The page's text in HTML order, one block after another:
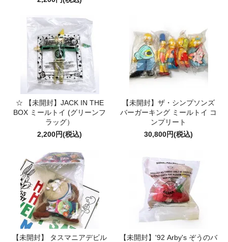
☆ 【未開封】JACK IN THE
BOX ミールトイ (グリーンフ
ラッグ）
2,200円(税込)
【未開封】ザ・シンプソンズ
バーガーキング ミールトイ コ
ンプリート
30,800円(税込)
【未開封】 タスマニアデビル
【未開封】'92 Arby's ぞうのバ